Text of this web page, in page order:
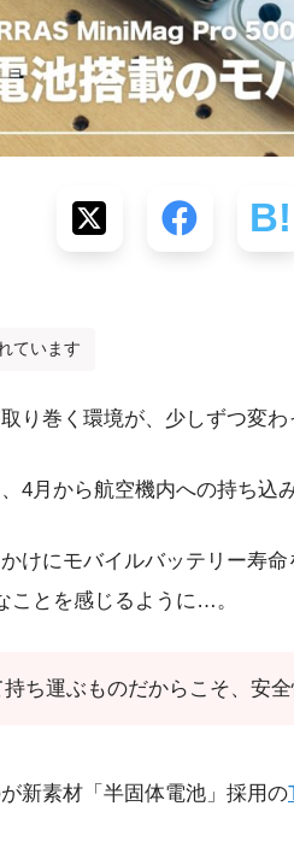
ています
り巻く環境が、少しずつ変わ
4月から航空機内への持ち込
けにモバイルバッテリー寿
ことを感じるように…。
ち運ぶものだからこそ、安
新素材「半固体電池」採用の